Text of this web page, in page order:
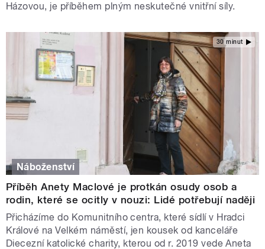
Házovou, je příběhem plným neskutečné vnitřní síly.
30 minut
Náboženství
Příběh Anety Maclové je protkán osudy osob a
rodin, které se ocitly v nouzi: Lidé potřebují naději
Přicházíme do Komunitního centra, které sídlí v Hradci
Králové na Velkém náměstí, jen kousek od kanceláře
Diecezní katolické charity, kterou od r. 2019 vede Aneta